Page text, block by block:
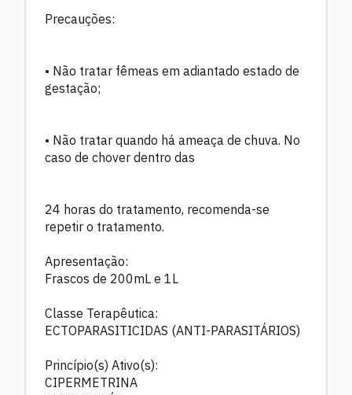
Precauções:
• Não tratar fêmeas em adiantado estado de
gestação;
• Não tratar quando há ameaça de chuva. No
caso de chover dentro das
24 horas do tratamento, recomenda-se
repetir o tratamento.
Apresentação:
Frascos de 200mL e 1L
Classe Terapêutica:
ECTOPARASITICIDAS (ANTI-PARASITÁRIOS)
Princípio(s) Ativo(s):
CIPERMETRINA